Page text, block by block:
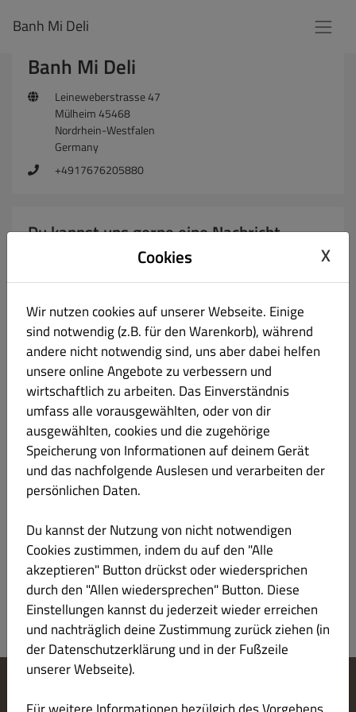
Banh Mi Deli
Banh Mi Deli
Leineweberstrasse 47
Mülheim 45468
Nordrhein-Westfalen
Germany
+4917676205880
Du kannst uns gerne eine Nachricht
Keine
SENDEN
Cookie-Einstellungen ändern
Cookies X
Wir nutzen cookies auf unserer Webseite. Einige
sind notwendig (z.B. für den Warenkorb), während
andere nicht notwendig sind, uns aber dabei helfen
unsere online Angebote zu verbessern und
wirtschaftlich zu arbeiten. Das Einverständnis
umfass alle vorausgewählten, oder von dir
ausgewählten, cookies und die zugehörige
Speicherung von Informationen auf deinem Gerät
und das nachfolgende Auslesen und verarbeiten der
persönlichen Daten.
Du kannst der Nutzung von nicht notwendigen
Cookies zustimmen, indem du auf den "Alle
akzeptieren" Button drückst oder wiedersprichen
durch den "Allen wiedersprechen" Button. Diese
Einstellungen kannst du jederzeit wieder erreichen
und nachträglich deine Zustimmung zurück ziehen (in
der Datenschutzerklärung und in der Fußzeile
unserer Webseite).